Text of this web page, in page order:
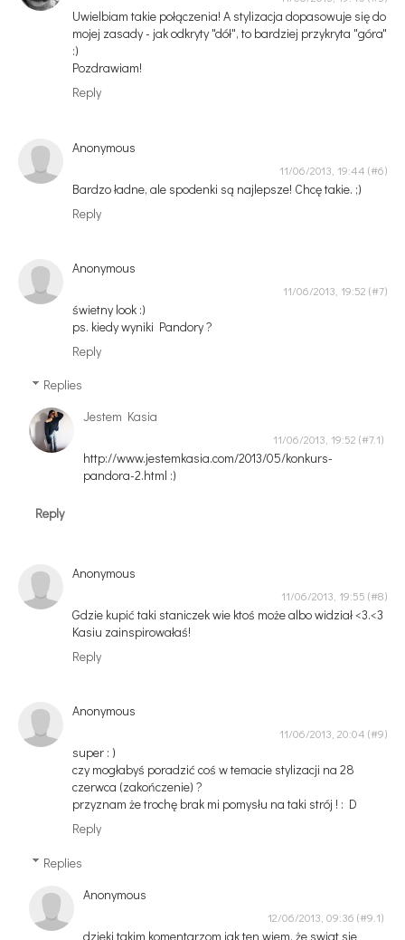
Uwielbiam takie połączenia! A stylizacja dopasowuje się do
mojej zasady - jak odkryty "dół", to bardziej przykryta "góra"
:)
Pozdrawiam!
Reply
Anonymous
11/06/2013, 19:44
Bardzo ładne, ale spodenki są najlepsze! Chcę takie. ;)
Reply
Anonymous
11/06/2013, 19:52
świetny look :)
ps. kiedy wyniki Pandory ?
Reply
Replies
Jestem Kasia
11/06/2013, 19:52
http://www.jestemkasia.com/2013/05/konkurs-
pandora-2.html :)
Reply
Anonymous
11/06/2013, 19:55
Gdzie kupić taki staniczek wie ktoś może albo widział <3.<3
Kasiu zainspirowałaś!
Reply
Anonymous
11/06/2013, 20:04
super : )
czy mogłabyś poradzić coś w temacie stylizacji na 28
czerwca (zakończenie) ?
przyznam że trochę brak mi pomysłu na taki strój ! : D
Reply
Replies
Anonymous
12/06/2013, 09:36
dzieki takim komentarzom jak ten wiem, że swiat sie